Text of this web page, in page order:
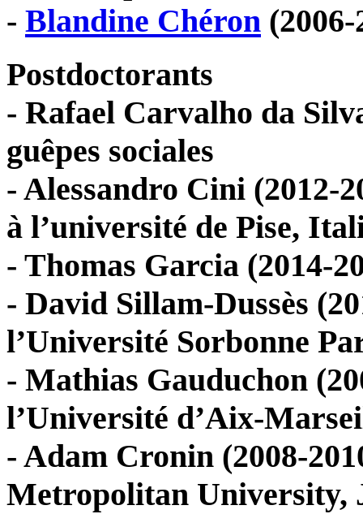
- Blandine Chéron
Postdoctorants
- Rafael Carvalho da
guêpes sociales
- Alessandro Cini (2012-
à l’université de Pise,
- Thomas Garcia (2014-
- David Sillam-Dussès
l’Université Sorbonne
- Mathias Gauduchon
l’Université d’Aix-
- Adam Cronin (2008-
Metropolitan University,